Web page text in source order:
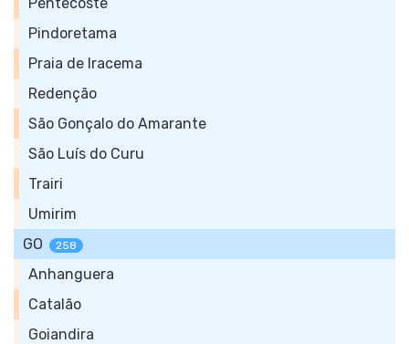
Pindoretama
Praia de Iracema
Redenção
São Gonçalo do Amarante
São Luís do Curu
Trairi
Umirim
GO
258
Anhanguera
Catalão
Goiandira